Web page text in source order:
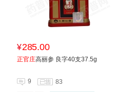
¥285.00
正官庄高丽参 良字40支37.5g
9 83